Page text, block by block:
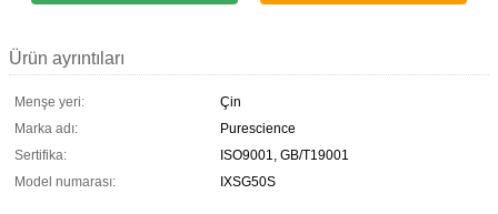
Ürün ayrıntıları
Menşe yeri:
Çin
Marka adı:
Purescience
Sertifika:
ISO9001, GB/T19001
Model numarası:
IXSG50S